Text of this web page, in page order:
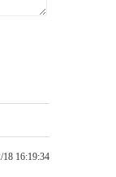
18 16:19:34